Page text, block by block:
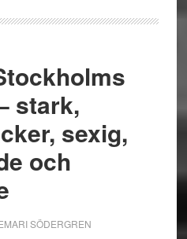
stark,
sexig,
och
SÖDERGREN